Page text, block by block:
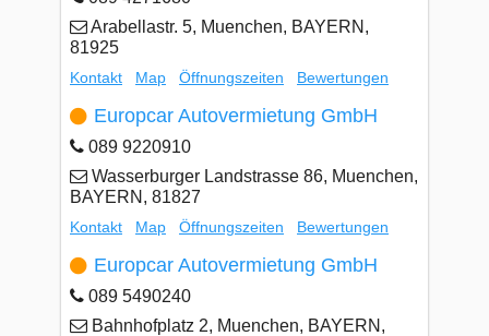
Arabellastr. 5, Muenchen, BAYERN,
81925
Kontakt Map Öffnungszeiten Bewertungen
Europcar Autovermietung GmbH
089 9220910
Wasserburger Landstrasse 86, Muenchen,
BAYERN, 81827
Kontakt Map Öffnungszeiten Bewertungen
Europcar Autovermietung GmbH
089 5490240
Bahnhofplatz 2, Muenchen, BAYERN,